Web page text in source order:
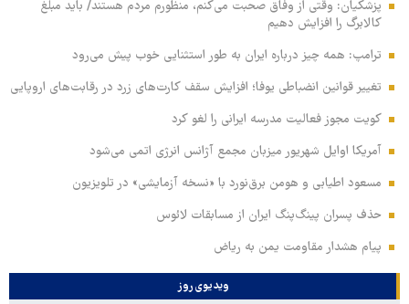
پزشکیان: وقتی از وفاق صحبت می‌کنم، منظورم مردم هستند/ باید مبلغ
کالابرگ را افزایش دهیم
ترامپ: همه چیز درباره ایران به طور استثنایی خوب پیش می‌رود
تغییر قوانین انضباطی یوفا؛ افزایش سقف کارت‌های زرد در رقابت‌های اروپایی
کویت مجوز فعالیت مدرسه ایرانی را لغو کرد
آمریکا اوایل شهریور میزبان مجمع آژانس انرژی اتمی می‌شود
مسعود اطیابی و هومن برق‌نورد با «نسخه آزمایشی» در تلویزیون
حذف پسران پینگ‌پنگ ایران از مسابقات لائوس
پیام هشدار مقاومت یمن به ریاض
ویدیوی روز